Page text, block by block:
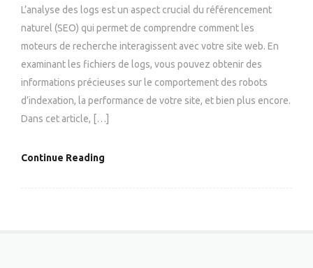
L’analyse des logs est un aspect crucial du référencement
naturel (SEO) qui permet de comprendre comment les
moteurs de recherche interagissent avec votre site web. En
examinant les fichiers de logs, vous pouvez obtenir des
informations précieuses sur le comportement des robots
d’indexation, la performance de votre site, et bien plus encore.
Dans cet article, […]
Continue Reading